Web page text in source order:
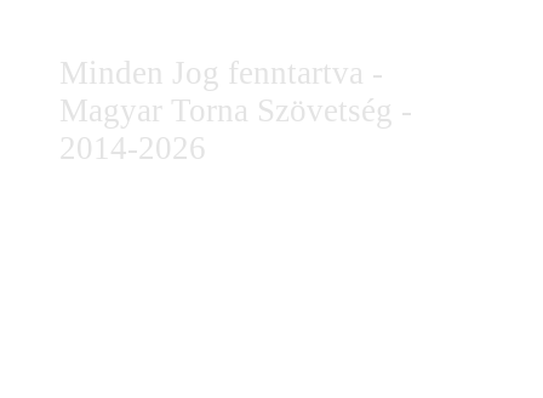
Minden Jog fenntartva -
Magyar Torna Szövetség -
2014-2026